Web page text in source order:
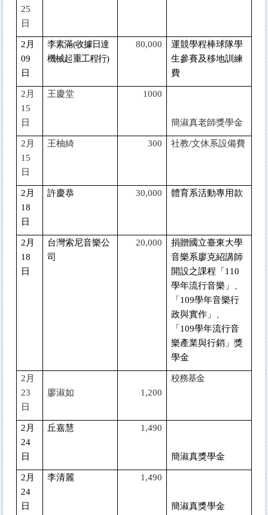
25
日
2 月
09
日
李素滿(收據日達
機械起重工程行)
80,000
運競學程棒球隊學
生參賽及移地訓練
費
2 月
15
日
王慶堂 1000
簡淑真老師獎學金
2 月
15
日
王柚綺 300 社教/文休系設備費
2 月
18
日
許慶恭 30,000 體育系活動專用款
2 月
18
日
台灣索尼音樂公
司
20,000
捐贈國立臺東大學
音樂系廖克紹講師
開設之課程「110
學年流行音樂」、
「109學年音樂行
政與實作」、
「109學年流行音
樂產業與行銷」獎
學金
2 月
23
日
廖淑如 1,200
校務基金
2 月
24
日
丘嘉慧 1,490
簡淑真獎學金
2 月
24
日
李清麗 1,490
簡淑真獎學金